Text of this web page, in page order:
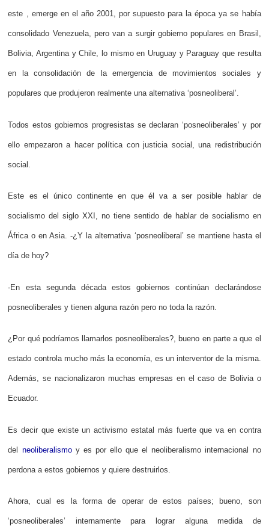
este , emerge en el año 2001, por supuesto para la época ya se había
consolidado Venezuela, pero van a surgir gobierno populares en Brasil,
Bolivia, Argentina y Chile, lo mismo en Uruguay y Paraguay que resulta
en la consolidación de la emergencia de movimientos sociales y
populares que produjeron realmente una alternativa ‘posneoliberal’.
Todos estos gobiernos progresistas se declaran ‘posneoliberales’ y por
ello empezaron a hacer política con justicia social, una redistribución
social.
Este es el único continente en que él va a ser posible hablar de
socialismo del siglo XXI, no tiene sentido de hablar de socialismo en
África o en Asia. -¿Y la alternativa ‘posneoliberal’ se mantiene hasta el
día de hoy?
-En esta segunda década estos gobiernos continúan declarándose
posneoliberales y tienen alguna razón pero no toda la razón.
¿Por qué podríamos llamarlos posneoliberales?, bueno en parte a que el
estado controla mucho más la economía, es un interventor de la misma.
Además, se nacionalizaron muchas empresas en el caso de Bolivia o
Ecuador.
Es decir que existe un activismo estatal más fuerte que va en contra
del neoliberalismoy es por ello que el neoliberalismo internacional no
perdona a estos gobiernos y quiere destruirlos.
Ahora, cual es la forma de operar de estos países; bueno, son
‘posneoliberales’ internamente para lograr alguna medida de